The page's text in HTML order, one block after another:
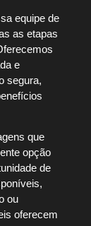
equipe de
as etapas
e
segura,
que
opção
de
ou
oferecem